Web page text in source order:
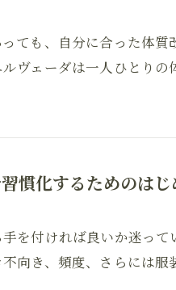
ても、自分に合った体質
ヴェーダは一人ひとり
慣化するためのは
を付ければ良いか迷っ
向き、頻度、さらには